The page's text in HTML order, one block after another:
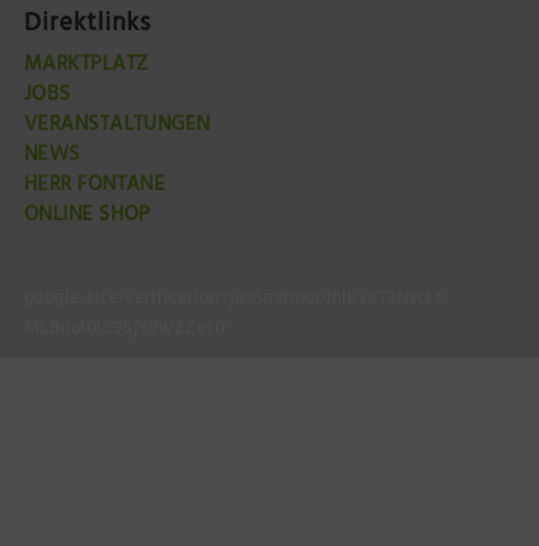
Direktlinks
MARKTPLATZ
JOBS
VERANSTALTUNGEN
NEWS
HERR FONTANE
ONLINE SHOP